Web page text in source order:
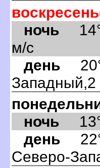
ночь
м/с
день
Западный,2
ночь
день
Северо-